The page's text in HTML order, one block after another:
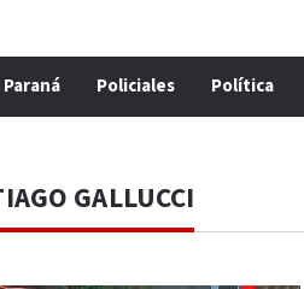
Paraná Policiales Política
GALLUCCI